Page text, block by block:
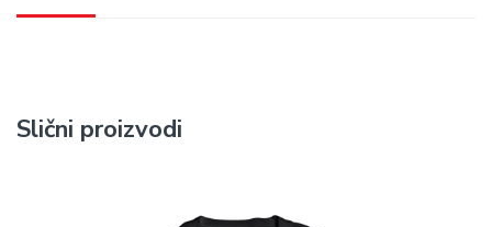
Slični proizvodi